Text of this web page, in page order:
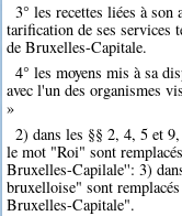
3° les recettes liées à son
tarification de ses services
de Bruxelles-Capitale.
4° les moyens mis à sa
avec l'un des organismes
»
2) dans les §§ 2, 4, 5 et
le mot "Roi" sont
Bruxelles-Capilale'': 3)
bruxelloise" sont
Bruxelles-Capitale".